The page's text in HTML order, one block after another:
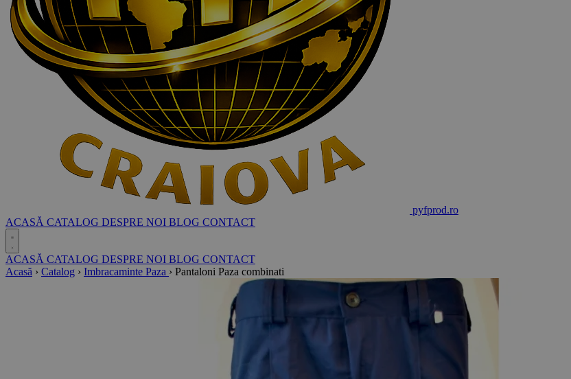
pyfprod.ro
ACASĂ CATALOG DESPRE NOI BLOG CONTACT
ACASĂ CATALOG DESPRE NOI BLOG CONTACT
Acasă › Catalog › Imbracaminte Paza › Pantaloni Paza combinati